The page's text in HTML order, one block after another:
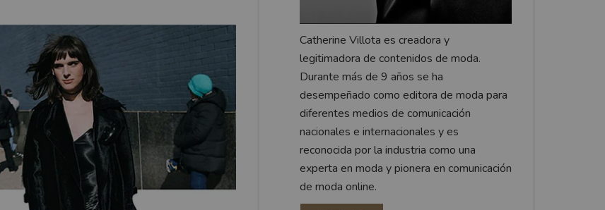
Catherine Villota es creadora y
legitimadora de contenidos de moda.
Durante más de 9 años se ha
desempeñado como editora de moda para
diferentes medios de comunicación
nacionales e internacionales y es
reconocida por la industria como una
experta en moda y pionera en comunicación
de moda online.